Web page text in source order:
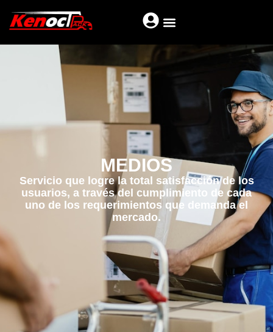
MEDIOS
Servicio que logre la total satisfacción de los
usuarios, a través del cumplimiento de cada
uno de los requerimientos que demanda el
mercado.